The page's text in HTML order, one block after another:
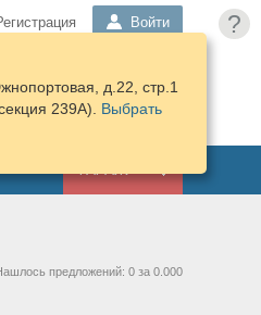
?
Войти
КОРЗИНА
д.22, стр.1
239А). Выбрать
предложений: 0 за 0.000